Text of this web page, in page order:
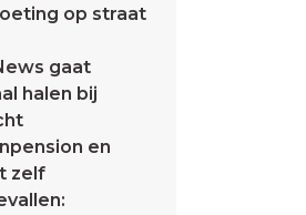
op straat
gaat
halen bij
en
zelf